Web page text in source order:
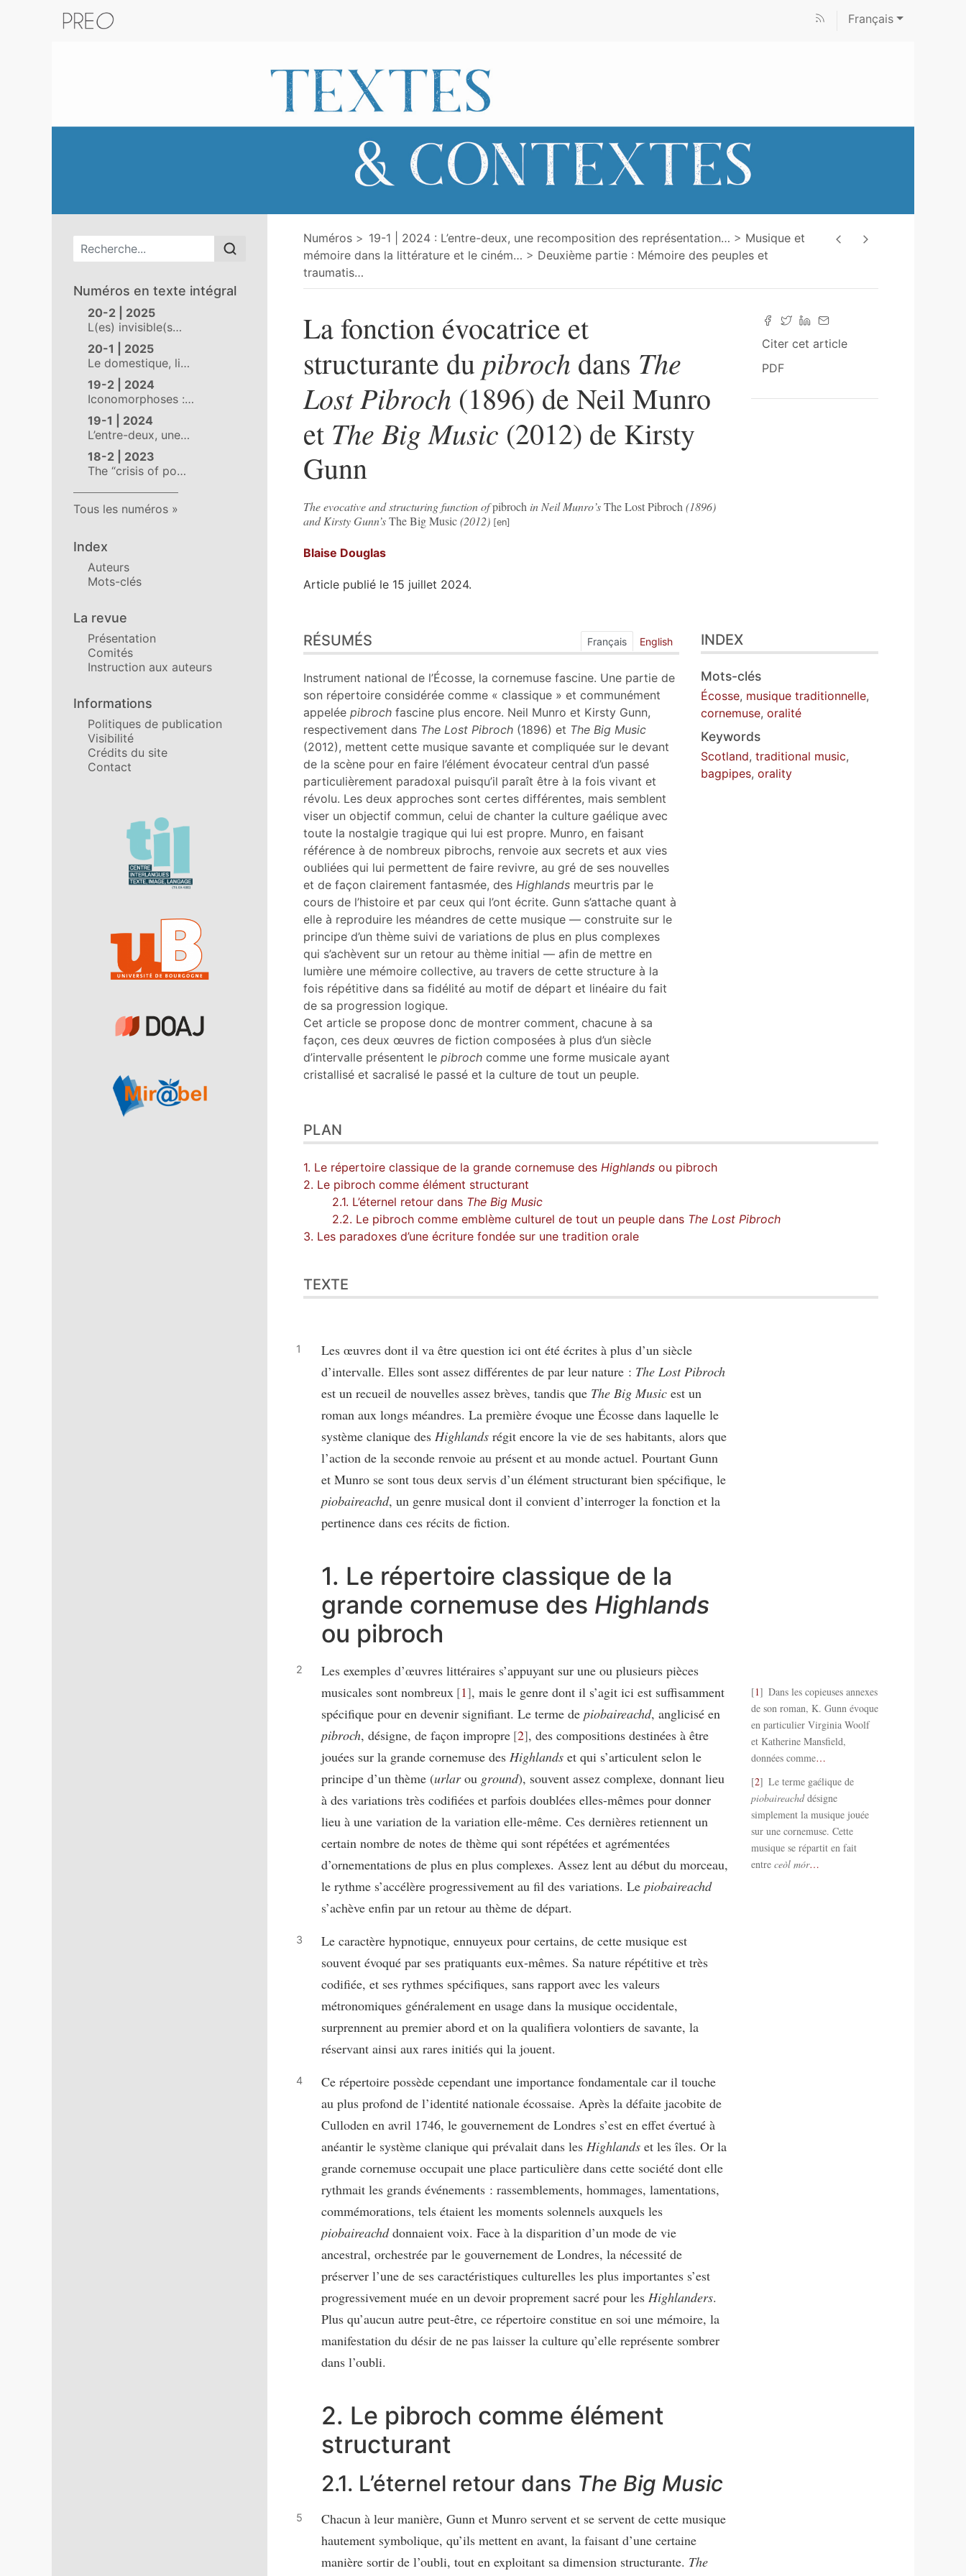
Français
Menu principal
Numéros en texte intégral
20-2 | 2025
L(es) invisible(s…
20-1 | 2025
Le domestique, li…
19-2 | 2024
Iconomorphoses :…
19-1 | 2024
L’entre-deux, une…
18-2 | 2023
The “crisis of po…
Tous les numéros
Index
Auteurs
Mots-clés
La revue
Présentation
Comités
Instruction aux auteurs
Informations
Politiques de publication
Visibilité
Crédits du site
Contact
Affiliations/partenaires
Numéros 19-1 | 2024 : L’entre-deux, une recomposition des représentation…
Musique et
mémoire dans la littérature et le ciném…
Deuxième partie : Mémoire des peuples et
traumatis…
Citer cet article
PDF
La fonction évocatrice et
structurante du pibroch dans The
Lost Pibroch (1896) de Neil Munro
et The Big Music (2012) de Kirsty
Gunn
The evocative and structuring function ofpibroch in Neil Munro’sThe Lost Pibroch (1896)
and Kirsty Gunn’sThe Big Music(2012)
Blaise Douglas
Article publié le 15 juillet 2024.
Index
Plan
Texte
Bibliographie
Notes
Citer cet article
Auteur
RÉSUMÉS Français English
Instrument national de l’Écosse, la cornemuse fascine. Une partie de
son répertoire considérée comme « classique » et communément
appelée pibroch fascine plus encore. Neil Munro et Kirsty Gunn,
respectivement dans The Lost Pibroch (1896) et The Big Music
(2012), mettent cette musique savante et compliquée sur le devant
de la scène pour en faire l’élément évocateur central d’un passé
particulièrement paradoxal puisqu’il paraît être à la fois vivant et
révolu. Les deux approches sont certes différentes, mais semblent
viser un objectif commun, celui de chanter la culture gaélique avec
toute la nostalgie tragique qui lui est propre. Munro, en faisant
référence à de nombreux pibrochs, renvoie aux secrets et aux vies
oubliées qui lui permettent de faire revivre, au gré de ses nouvelles
et de façon clairement fantasmée, des Highlands meurtris par le
cours de l’histoire et par ceux qui l’ont écrite. Gunn s’attache quant à
elle à reproduire les méandres de cette musique — construite sur le
principe d’un thème suivi de variations de plus en plus complexes
qui s’achèvent sur un retour au thème initial — afin de mettre en
lumière une mémoire collective, au travers de cette structure à la
fois répétitive dans sa fidélité au motif de départ et linéaire du fait
de sa progression logique.
Cet article se propose donc de montrer comment, chacune à sa
façon, ces deux œuvres de fiction composées à plus d’un siècle
d’intervalle présentent le pibroch comme une forme musicale ayant
cristallisé et sacralisé le passé et la culture de tout un peuple.
INDEX
Mots-clés
Écosse, musique traditionnelle,
cornemuse,oralité
Keywords
Scotland,traditional music,
bagpipes,orality
PLAN
1. Le répertoire classique de la grande cornemuse des Highlands ou pibroch
2. Le pibroch comme élément structurant
2.1. L’éternel retour dans The Big Music
2.2. Le pibroch comme emblème culturel de tout un peuple dans The Lost Pibroch
3. Les paradoxes d’une écriture fondée sur une tradition orale
TEXTE
Les œuvres dont il va être question ici ont été écrites à plus d’un siècle
d’intervalle. Elles sont assez différentes de par leur nature : The Lost Pibroch
est un recueil de nouvelles assez brèves, tandis que The Big Music est un
roman aux longs méandres. La première évoque une Écosse dans laquelle le
système clanique des Highlands régit encore la vie de ses habitants, alors que
l’action de la seconde renvoie au présent et au monde actuel. Pourtant Gunn
et Munro se sont tous deux servis d’un élément structurant bien spécifique, le
piobaireachd, un genre musical dont il convient d’interroger la fonction et la
pertinence dans ces récits de fiction.
1. Le répertoire classique de la
grande cornemuse des Highlands
ou pibroch
Les exemples d’œuvres littéraires s’appuyant sur une ou plusieurs pièces
musicales sont nombreux 1 , mais le genre dont il s’agit ici est suffisamment
spécifique pour en devenir signifiant. Le terme de piobaireachd, anglicisé en
pibroch, désigne, de façon impropre 2 , des compositions destinées à être
jouées sur la grande cornemuse des Highlands et qui s’articulent selon le
principe d’un thème (urlarou ground), souvent assez complexe, donnant lieu
à des variations très codifiées et parfois doublées elles-mêmes pour donner
lieu à une variation de la variation elle-même. Ces dernières retiennent un
certain nombre de notes de thème qui sont répétées et agrémentées
d’ornementations de plus en plus complexes. Assez lent au début du morceau,
le rythme s’accélère progressivement au fil des variations. Le piobaireachd
s’achève enfin par un retour au thème de départ.
Le caractère hypnotique, ennuyeux pour certains, de cette musique est
souvent évoqué par ses pratiquants eux-mêmes. Sa nature répétitive et très
codifiée, et ses rythmes spécifiques, sans rapport avec les valeurs
métronomiques généralement en usage dans la musique occidentale,
surprennent au premier abord et on la qualifiera volontiers de savante, la
réservant ainsi aux rares initiés qui la jouent.
Ce répertoire possède cependant une importance fondamentale car il touche
au plus profond de l’identité nationale écossaise. Après la défaite jacobite de
Culloden en avril 1746, le gouvernement de Londres s’est en effet évertué à
anéantir le système clanique qui prévalait dans les Highlands et les îles. Or la
grande cornemuse occupait une place particulière dans cette société dont elle
rythmait les grands événements : rassemblements, hommages, lamentations,
commémorations, tels étaient les moments solennels auxquels les
piobaireachddonnaient voix. Face à la disparition d’un mode de vie
ancestral, orchestrée par le gouvernement de Londres, la nécessité de
préserver l’une de ses caractéristiques culturelles les plus importantes s’est
progressivement muée en un devoir proprement sacré pour les Highlanders.
Plus qu’aucun autre peut-être, ce répertoire constitue en soi une mémoire, la
manifestation du désir de ne pas laisser la culture qu’elle représente sombrer
dans l’oubli.
2. Le pibroch comme élément
structurant
2.1. L’éternel retour dans The Big Music
Chacun à leur manière, Gunn et Munro servent et se servent de cette musique
hautement symbolique, qu’ils mettent en avant, la faisant d’une certaine
manière sortir de l’oubli, tout en exploitant sa dimension structurante. The
1
Dans les copieuses annexes
de son roman, K. Gunn évoque
en particulier Virginia Woolf
et Katherine Mansfield,
données comme…
2
Le terme gaélique de
piobaireachddésigne
simplement la musique jouée
sur une cornemuse. Cette
musique se répartit en fait
entre ceòl mór…